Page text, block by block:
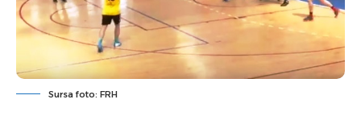
Sursa foto: FRH